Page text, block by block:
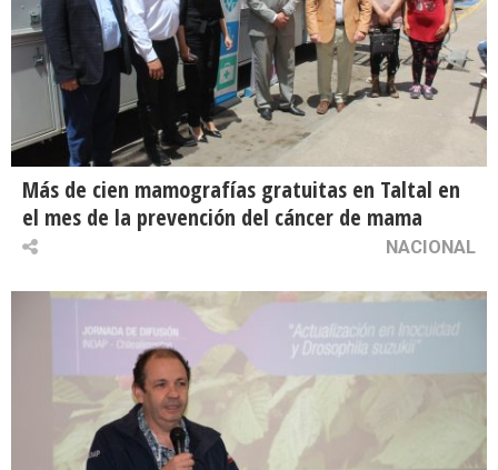
Más de cien mamografías gratuitas en Taltal en
el mes de la prevención del cáncer de mama
NACIONAL